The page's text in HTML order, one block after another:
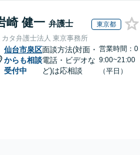
崎 健一 弁護士 東京都
カタ弁護士法人 東京事務所
仙台市泉区
からも相談
受付中
面談方法(対面・
電話・ビデオな
ど)は応相談
営業時間：0
9:00~21:00
（平日）